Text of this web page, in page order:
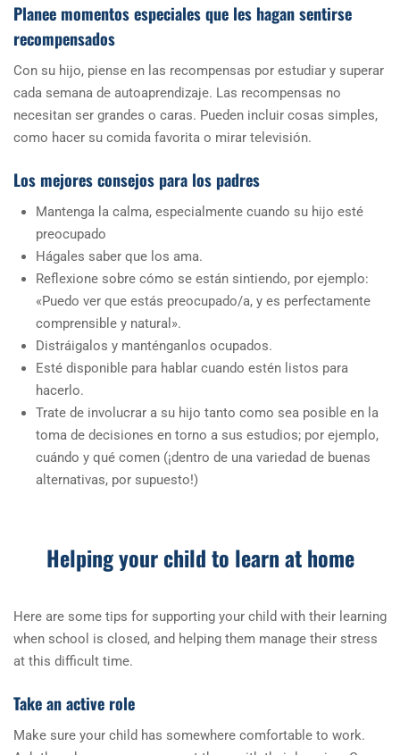
Planee momentos especiales que les hagan sentirse
recompensados
Con su hijo, piense en las recompensas por estudiar y superar
cada semana de autoaprendizaje. Las recompensas no
necesitan ser grandes o caras. Pueden incluir cosas simples,
como hacer su comida favorita o mirar televisión.
Los mejores consejos para los padres
Mantenga la calma, especialmente cuando su hijo esté
preocupado
Hágales saber que los ama.
Reflexione sobre cómo se están sintiendo, por ejemplo:
«Puedo ver que estás preocupado/a, y es perfectamente
comprensible y natural».
Distráigalos y manténganlos ocupados.
Esté disponible para hablar cuando estén listos para
hacerlo.
Trate de involucrar a su hijo tanto como sea posible en la
toma de decisiones en torno a sus estudios; por ejemplo,
cuándo y qué comen (¡dentro de una variedad de buenas
alternativas, por supuesto!)
Helping your child to learn at home
Here are some tips for supporting your child with their learning
when school is closed, and helping them manage their stress
at this difficult time.
Take an active role
Make sure your child has somewhere comfortable to work.